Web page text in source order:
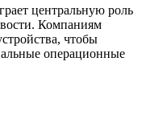
центральную роль
Компаниям
чтобы
операционные